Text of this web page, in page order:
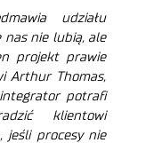
udziału
nas nie lubią, ale
projekt prawie
Arthur Thomas,
integrator potrafi
klientowi
jeśli procesy nie